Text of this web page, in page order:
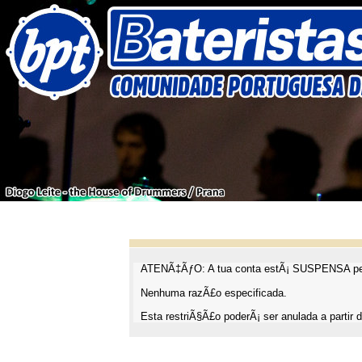
ATENÃ‡ÃƒO: A tua conta estÃ¡ SUSPENSA
Nenhuma razÃ£o especificada.
Esta restriÃ§Ã£o poderÃ¡ ser anulada a partir